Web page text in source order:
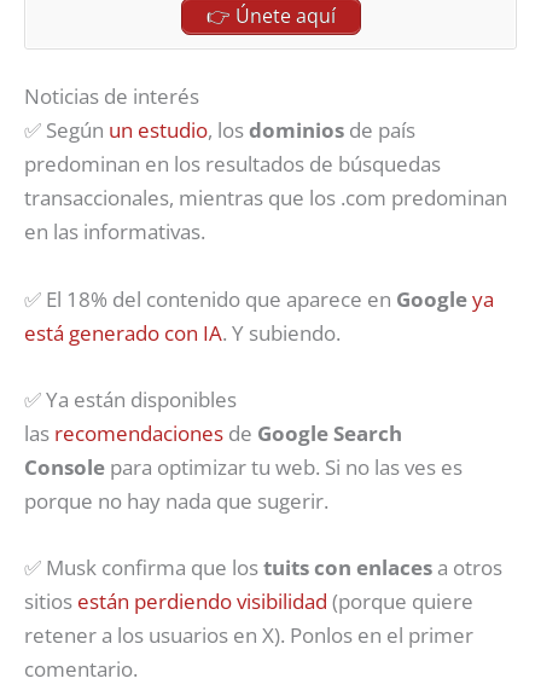
👉 Únete aquí
Noticias de interés
✅ Según un estudio, losdominios de país
predominan en los resultados de búsquedas
transaccionales, mientras que los .com predominan
en las informativas.
✅ El 18% del contenido que aparece en Googleya
está generado con IA. Y subiendo.
✅ Ya están disponibles
las recomendaciones de Google Search
Console para optimizar tu web. Si no las ves es
porque no hay nada que sugerir.
✅ Musk confirma que lostuits con enlaces a otros
sitios están perdiendo visibilidad (porque quiere
retener a los usuarios en X). Ponlos en el primer
comentario.